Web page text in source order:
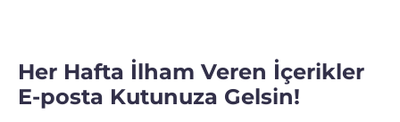
Her Hafta İlham Veren İçerikler
E-posta Kutunuza Gelsin!